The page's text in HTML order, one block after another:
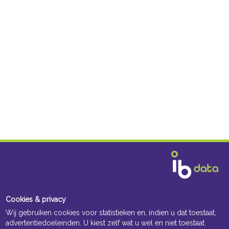
Cookies & privacy
Wij gebruiken cookies voor statistieken en, indien u dat toestaat,
advertentiedoeleinden. U kiest zelf wat u wel en niet toestaat.